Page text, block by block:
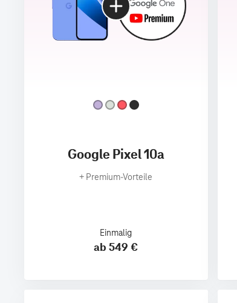
Google Pixel 10a
+ Premium‑Vorteile
Einmalig
ab 549 €